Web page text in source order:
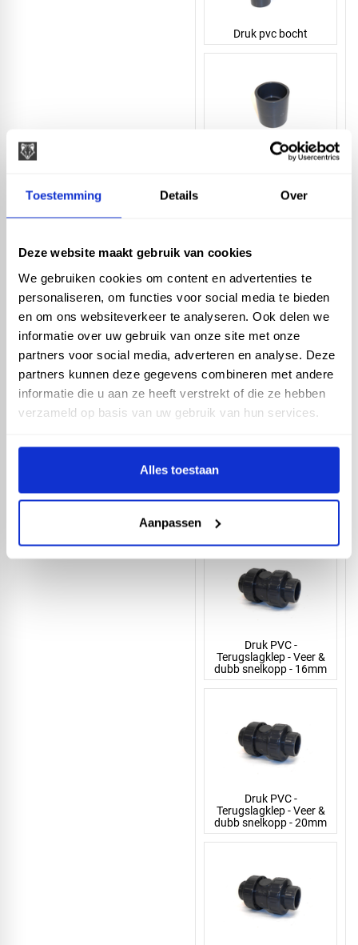
Toestemming Details Over
Deze website maakt gebruik van cookies
We gebruiken cookies om content en advertenties te
personaliseren, om functies voor social media te bieden
en om ons websiteverkeer te analyseren. Ook delen we
informatie over uw gebruik van onze site met onze
partners voor social media, adverteren en analyse. Deze
partners kunnen deze gegevens combineren met andere
informatie die u aan ze heeft verstrekt of die ze hebben
verzameld op basis van uw gebruik van hun services.
Alles toestaan
Aanpassen
Druk pvc bocht
Druk pvc sok
Druk pvc buisklem
(mm)
1
m
m
2
0
m
m
2
m
m
3
2
m
m
4
m
0
m
m
3
5
Druk PVC -
Terugslagklep - Veer &
dubb snelkopp - 16mm
Druk PVC -
Terugslagklep - Veer &
dubb snelkopp - 20mm